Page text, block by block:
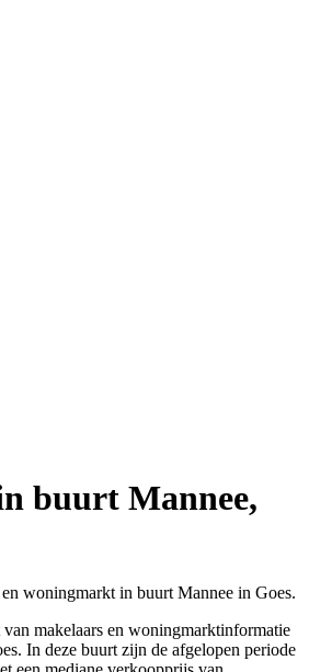
buurt Mannee,
woningmarkt in buurt Mannee in Goes.
makelaars en woningmarktinformatie
In deze buurt zijn de afgelopen periode